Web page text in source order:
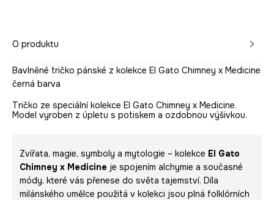
O produktu
Bavlněné tričko pánské z kolekce El Gato Chimney x Medicine
černá barva
Tričko ze speciální kolekce El Gato Chimney x Medicine.
Model vyroben z úpletu s potiskem a ozdobnou výšivkou.
Zvířata, magie, symboly a mytologie – kolekce El Gato
Chimney x Medicine je spojením alchymie a současné
módy, které vás přenese do světa tajemství. Díla
milánského umělce použitá v kolekci jsou plná folklórních